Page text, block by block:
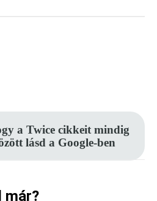
a Twice cikkeit mindig
lásd a Google-ben
már?